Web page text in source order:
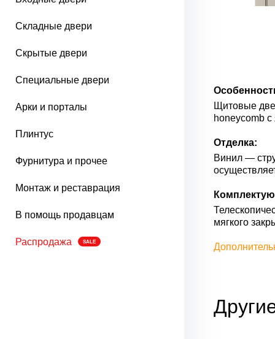
Складные двери
Скрытые двери
Специальные двери
Арки и порталы
Плинтус
Фурнитура и прочее
Монтаж и реставрация
В помощь продавцам
Распродажа SALE
Щитовые
honeycomb
Отделка:
Винил —
мягкого